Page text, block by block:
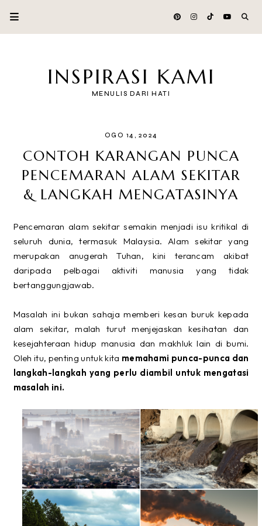
INSPIRASI KAMI
MENULIS DARI HATI
OGO 14, 2024
CONTOH KARANGAN PUNCA
PENCEMARAN ALAM SEKITAR
& LANGKAH MENGATASINYA
Pencemaran alam sekitar semakin menjadi isu kritikal di
seluruh dunia, termasuk Malaysia. Alam sekitar yang
merupakan anugerah Tuhan, kini terancam akibat
daripada pelbagai aktiviti manusia yang tidak
bertanggungjawab.
Masalah ini bukan sahaja memberi kesan buruk kepada
alam sekitar, malah turut menjejaskan kesihatan dan
kesejahteraan hidup manusia dan makhluk lain di bumi.
Oleh itu, penting untuk kita memahami punca-punca dan
langkah-langkah yang perlu diambil untuk mengatasi
masalah ini.